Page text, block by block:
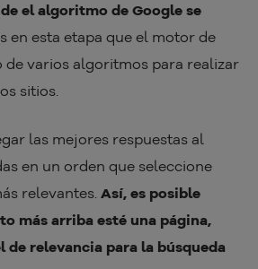
el algoritmo de Google se
en esta etapa que el motor de
de varios algoritmos para realizar
sitios.
las mejores respuestas al
en un orden que seleccione
relevantes. Así, es posible
más arriba esté una página,
de relevancia para la búsqueda